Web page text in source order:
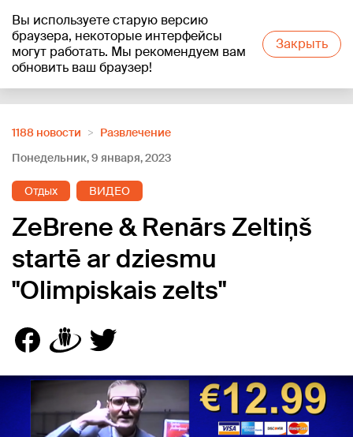
Вы используете старую версию
браузера, некоторые интерфейсы
могут работать. Мы рекомендуем вам
обновить ваш браузер!
Закрыть
+16°C
1188 новости
Развлечение
Понедельник, 9 января, 2023
Отдых ВИДЕО
ZeBrene & Renārs Zeltiņš
startē ar dziesmu
"Olimpiskais zelts"